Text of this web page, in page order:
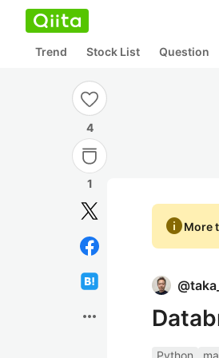
Trend Stock List Question
4
1
more_horiz
infoMore
@
Python